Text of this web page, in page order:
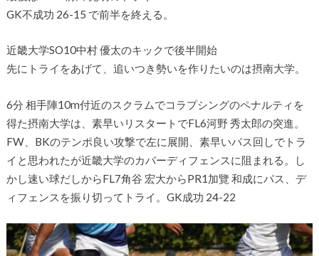
GK不成功 26-15 で前半を終える。
近畿大学SO10中村 優太のキックで後半開始
先にトライをあげて、追いつき勢いを作りたいのは摂南大学。
6分 相手陣10m付近のスクラムでコラプシングのペナルティを
得た摂南大学は、素早いリスタートでFL6河野 秀太郎の突進。
FW、BKのテンポ良い攻撃で左に展開、素早いパス回しでトラ
イと思われたが近畿大学のカバーディフェンスに阻まれる。し
かし速い球だしからFL7角谷 宏大からPR1加覽 和成にパス、デ
ィフェンスを振り切ってトライ。GK成功 24-22